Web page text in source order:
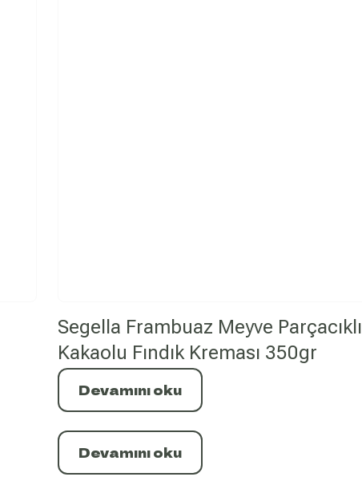
Segella Frambuaz Meyve Parçacıklı
Kakaolu Fındık Kreması 350gr
Devamını oku
Devamını oku